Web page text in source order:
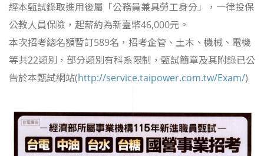
經本甄試錄取進用後屬「公務員兼具勞工身分」，一律投保
公教人員保險，起薪約為新臺幣46,000元。
本次招考總名額暫訂589名，招考企管、土木、機械、電機
等共22類別，部分類別有科系限制，甄試簡章及其附錄已公
告於本甄試網站(http://service.taipower.com.tw/Exam/)